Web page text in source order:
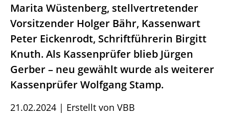
Marita Wüstenberg, stellvertretender
Vorsitzender Holger Bähr, Kassenwart
Peter Eickenrodt, Schriftführerin Birgitt
Knuth. Als Kassenprüfer blieb Jürgen
Gerber – neu gewählt wurde als weiterer
Kassenprüfer Wolfgang Stamp.
21.02.2024 | Erstellt von VBB